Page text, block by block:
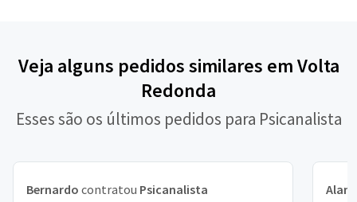
Veja alguns pedidos similares em Volta
Redonda
Esses são os últimos pedidos para Psicanalista
Bernardo contratou Psicanalista